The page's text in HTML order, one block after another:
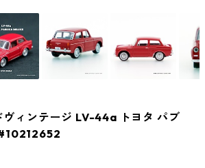
ヴィンテージ LV-44a トヨタ パブ